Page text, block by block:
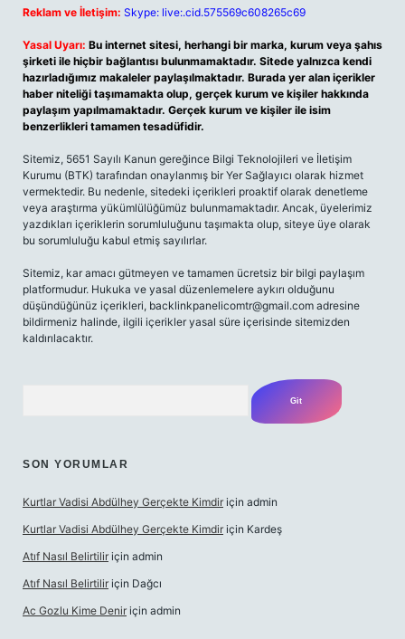
Reklam ve İletişim: Skype: live:.cid.575569c608265c69
Yasal Uyarı: Bu internet sitesi, herhangi bir marka, kurum veya şahıs
şirketi ile hiçbir bağlantısı bulunmamaktadır. Sitede yalnızca kendi
hazırladığımız makaleler paylaşılmaktadır. Burada yer alan içerikler
haber niteliği taşımamakta olup, gerçek kurum ve kişiler hakkında
paylaşım yapılmamaktadır. Gerçek kurum ve kişiler ile isim
benzerlikleri tamamen tesadüfidir.
Sitemiz, 5651 Sayılı Kanun gereğince Bilgi Teknolojileri ve İletişim
Kurumu (BTK) tarafından onaylanmış bir Yer Sağlayıcı olarak hizmet
vermektedir. Bu nedenle, sitedeki içerikleri proaktif olarak denetleme
veya araştırma yükümlülüğümüz bulunmamaktadır. Ancak, üyelerimiz
yazdıkları içeriklerin sorumluluğunu taşımakta olup, siteye üye olarak
bu sorumluluğu kabul etmiş sayılırlar.
Sitemiz, kar amacı gütmeyen ve tamamen ücretsiz bir bilgi paylaşım
platformudur. Hukuka ve yasal düzenlemelere aykırı olduğunu
düşündüğünüz içerikleri, backlinkpanelicomtr@gmail.com adresine
bildirmeniz halinde, ilgili içerikler yasal süre içerisinde sitemizden
kaldırılacaktır.
SON YORUMLAR
Kurtlar Vadisi Abdülhey Gerçekte Kimdir için admin
Kurtlar Vadisi Abdülhey Gerçekte Kimdir için Kardeş
Atıf Nasıl Belirtilir için admin
Atıf Nasıl Belirtilir için Dağcı
Ac Gozlu Kime Denir için admin